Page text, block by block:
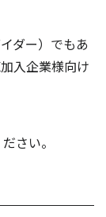
ダー）でもあ
入企業様向け
さい。